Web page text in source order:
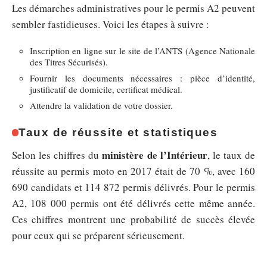
Les démarches administratives pour le permis A2 peuvent
sembler fastidieuses. Voici les étapes à suivre :
Inscription en ligne sur le site de l’ANTS (Agence Nationale
des Titres Sécurisés).
Fournir les documents nécessaires : pièce d’identité,
justificatif de domicile, certificat médical.
Attendre la validation de votre dossier.
Taux de réussite et statistiques
Selon les chiffres duministère de l’Intérieur, le taux de
réussite au permis moto en 2017 était de 70 %, avec 160
690 candidats et 114 872 permis délivrés. Pour le permis
A2, 108 000 permis ont été délivrés cette même année.
Ces chiffres montrent une probabilité de succès élevée
pour ceux qui se préparent sérieusement.